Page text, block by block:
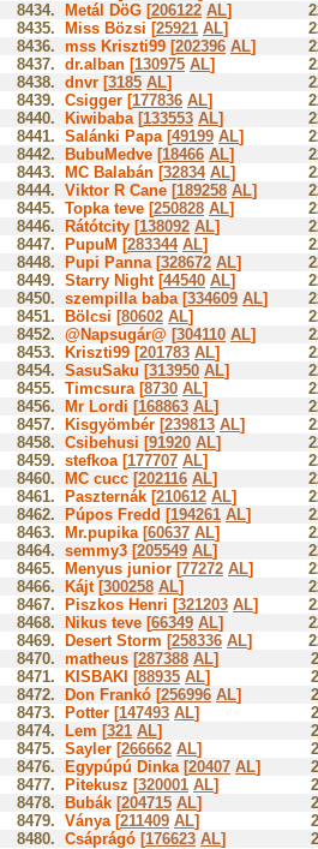
8434.
Metál DöG [206122 AL]
8435.
Miss Bözsi [25921 AL]
8436. mss Kriszti99 [202396 AL]
8437. dr.alban [130975 AL]
8438. dnvr [3185 AL]
8439. Csigger [177836 AL]
8440.
Kiwibaba [133553 AL]
8441. Salánki Papa [49199 AL]
8442.
BubuMedve [18466 AL]
8443.
MC Balabán [32834 AL]
8444. Viktor R Cane [189258 AL]
8445. Topka teve [250828 AL]
8446.
Rátótcity [138092 AL]
8447.
PupuM [283344 AL]
8448.
Pupi Panna [328672 AL]
8449. Starry Night [44540 AL]
8450. szempilla baba [334609 AL]
8451.
Bölcsi [80602 AL]
8452. @Napsugár@ [304110 AL]
8453.
Kriszti99 [201783 AL]
8454. SasuSaku [313950 AL]
8455. Timcsura [8730 AL]
8456.
Mr Lordi [168863 AL]
8457.
Kisgyömbér [239813 AL]
8458. Csibehusi [91920 AL]
8459. stefkoa [177707 AL]
8460.
MC cucc [202116 AL]
8461.
Paszternák [210612 AL]
8462.
Púpos Fredd [194261 AL]
8463.
Mr.pupika [60637 AL]
8464. semmy3 [205549 AL]
8465.
Menyus junior [77272 AL]
8466.
Kájt [300258 AL]
8467.
Piszkos Henri [321203 AL]
8468.
Nikus teve [66349 AL]
8469.
Desert Storm [258336 AL]
8470. matheus [287388 AL]
8471.
KISBAKI [88935 AL]
8472.
Don Frankó [256996 AL]
8473.
Potter [147493 AL]
8474.
Lem [321 AL]
8475. Sayler [266662 AL]
8476.
Egypúpú Dinka [20407 AL]
8477.
Pitekusz [320001 AL]
8478.
Bubák [204715 AL]
8479. Ványa [211409 AL]
8480. Csáprágó [176623 AL]